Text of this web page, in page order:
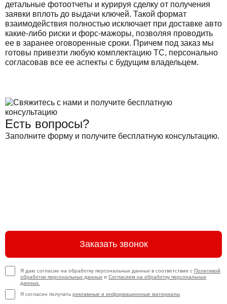
детальные фотоотчеты и курируя сделку от получения
заявки вплоть до выдачи ключей. Такой формат
взаимодействия полностью исключает при доставке авто
какие-либо риски и форс-мажоры, позволяя проводить
ее в заранее оговоренные сроки. Причем под заказ мы
готовы привезти любую комплектацию ТС, персонально
согласовав все ее аспекты с будущим владельцем.
Есть вопросы?
Заполните форму и получите бесплатную консультацию.
Заказать звонок
Я даю согласие на обработку персональных данных в соответствии с Политикой
обработки персональных данных и Согласием на обработку персональных
данных.
Я согласен получать рекламные и информационные материалы